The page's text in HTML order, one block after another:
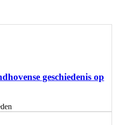
geschiedenis op